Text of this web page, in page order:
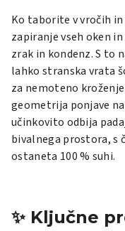
Ko taborite v vročih
zapiranje vseh oken
zrak in kondenz. S to
lahko stranska vrata
za nemoteno
geometrija ponjave
učinkovito odbija
bivalnega prostora, s
ostaneta 100 % suhi.
✨ Ključne